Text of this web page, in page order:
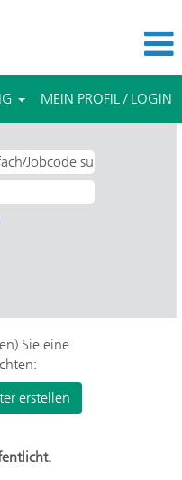
MEIN PROFIL / LOGIN
Sie eine
erstellen